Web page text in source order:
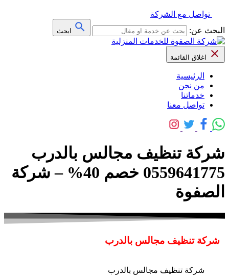
تواصل مع الشركة
البحث عن:
ابحث
اغلاق القائمة
الرئيسية
من نحن
خدماتنا
تواصل معنا
شركة تنظيف مجالس بالدرب
0559641775 خصم 40% – شركة
الصفوة
شركة تنظيف مجالس بالدرب
شركة تنظيف مجالس بالدرب